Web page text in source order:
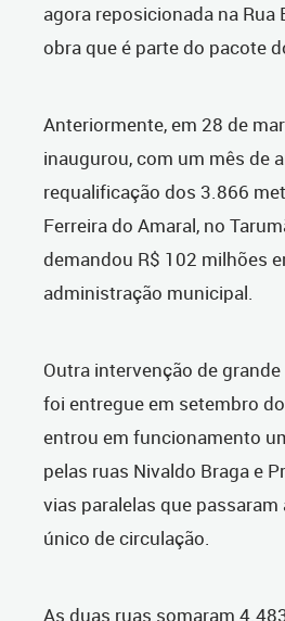
agora reposicionada na Rua
obra que é parte do pacote
Anteriormente, em 28 de
inaugurou, com um mês de
requalificação dos 3.866
Ferreira do Amaral, no
demandou R$ 102 milhões
administração municipal.
Outra intervenção de
foi entregue em setembro
entrou em funcionamento
pelas ruas Nivaldo Braga e
vias paralelas que
único de circulação.
As duas ruas somaram